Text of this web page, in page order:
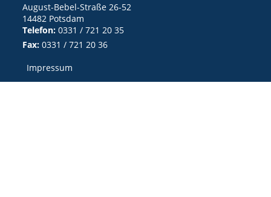
August-Bebel-Straße 26-52
14482 Potsdam
Telefon: 0331 / 721 20 35
Fax: 0331 / 721 20 36
Impressum